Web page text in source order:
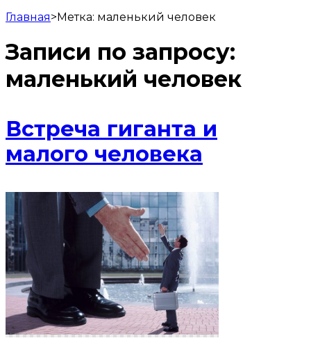
Главная>Метка: маленький человек
Записи по запросу:
маленький человек
Встреча гиганта и
малого человека